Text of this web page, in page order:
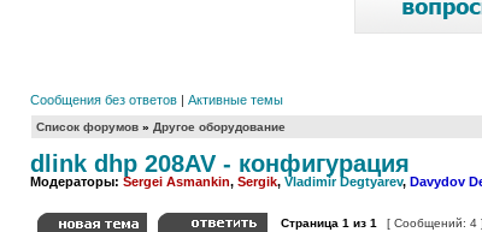
Сообщения без ответов | Активные темы
Список форумов » Другое оборудование
dlink dhp 208AV - конфигурация
Модераторы: Sergei Asmankin, Sergik, Vladimir Degtyarev, Davydov
Страница 1 из 1 [ Сообщений: 4 ]